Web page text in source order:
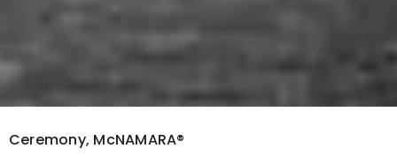
Ceremony, McNAMARA®